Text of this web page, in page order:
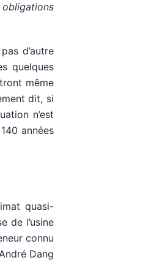
obligations
d’autre
quelques
même
dit, si
n’est
années
quasi-
de l’usine
connu
Dang